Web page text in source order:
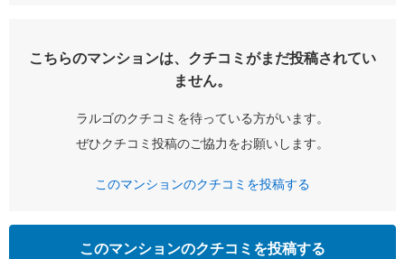
こちらのマンションは、クチコミがまだ投稿されてい
ません。
ラルゴのクチコミを待っている方がいます。
ぜひクチコミ投稿のご協力をお願いします。
このマンションのクチコミを投稿する
このマンションのクチコミを投稿する